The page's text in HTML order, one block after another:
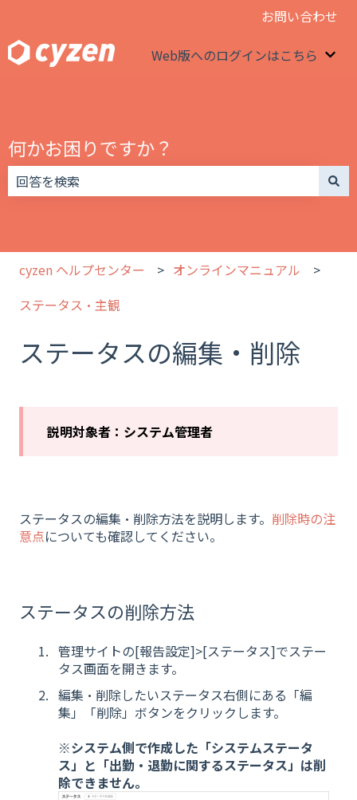
お問い合わせ
Web版へのログインはこちら
何かお困りですか？
cyzen ヘルプセンター
オンラインマニュアル
ステータス・主観
ステータスの編集・削除
説明対象者：システム管理者
ステータスの編集・削除方法を説明します。 削除時の注
意点についても確認してください。
ステータスの削除方法
管理サイトの[報告設定]>[ステータス]でステー
タス画面を開きます。
編集・削除したいステータス右側にある「編
集」「削除」ボタンをクリックします。
※システム側で作成した「システムステータ
ス」と「出勤・退勤に関するステータス」は削
除できません。